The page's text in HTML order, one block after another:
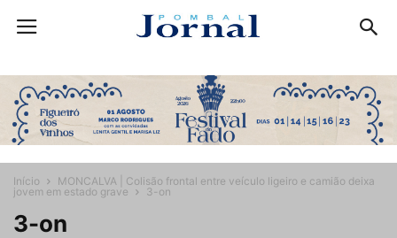
Início
MONCALVA | Colisão frontal entre veículo ligeiro e camião deixa
jovem em estado grave
3-on
3-on